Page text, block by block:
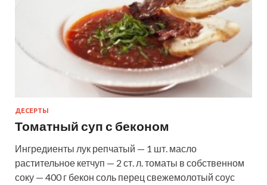
ДЕСЕРТЫ
Томатный суп с беконом
Ингредиенты лук репчатый — 1 шт. масло
растительное кетчуп — 2 ст. л. томаты в собственном
соку — 400 г бекон соль перец свежемолотый соус